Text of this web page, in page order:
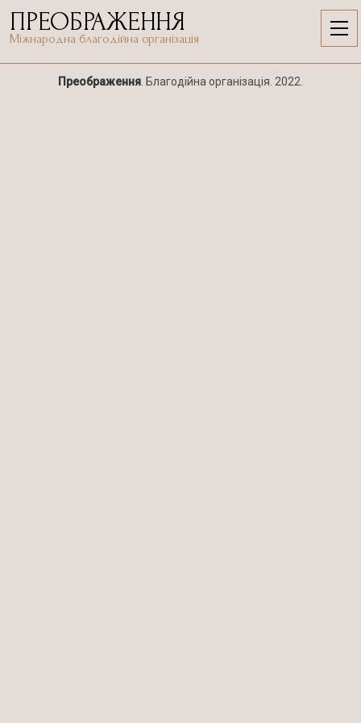
Skip
content
ПРЕОБРАЖЕННЯ
Міжнародна благодійна організація
Post
Главная
Преображення . Благодійна організація. 2022.